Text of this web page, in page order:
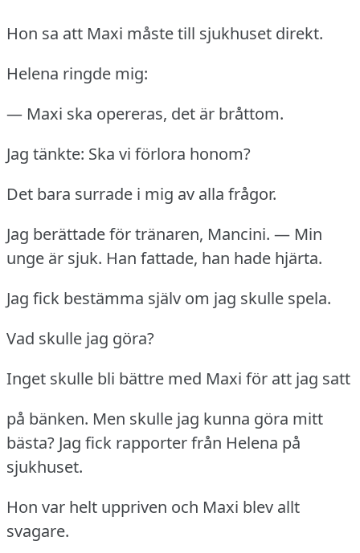
Hon sa att Maxi måste till sjukhuset direkt.
Helena ringde mig:
— Maxi ska opereras, det är bråttom.
Jag tänkte: Ska vi förlora honom?
Det bara surrade i mig av alla frågor.
Jag berättade för tränaren, Mancini. — Min
unge är sjuk. Han fattade, han hade hjärta.
Jag fick bestämma själv om jag skulle spela.
Vad skulle jag göra?
Inget skulle bli bättre med Maxi för att jag satt
på bänken. Men skulle jag kunna göra mitt
bästa? Jag fick rapporter från Helena på
sjukhuset.
Hon var helt uppriven och Maxi blev allt
svagare.